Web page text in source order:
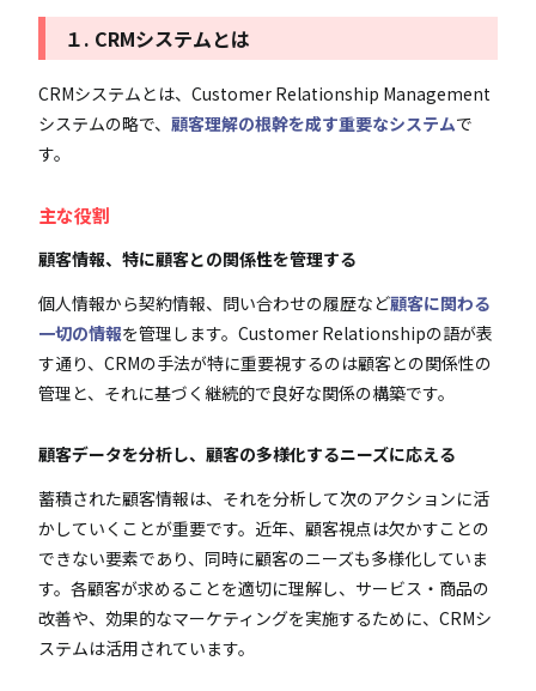
１. CRMシステムとは
CRMシステムとは、Customer Relationship Management
システムの略で、 顧客理解の根幹を成す重要なシステムで
す。
主な役割
顧客情報、特に顧客との関係性を管理する
個人情報から契約情報、問い合わせの履歴など顧客に関わる
一切の情報を管理します。Customer Relationshipの語が表
す通り、CRMの手法が特に重要視するのは顧客との関係性の
管理と、それに基づく継続的で良好な関係の構築です。
顧客データを分析し、顧客の多様化するニーズに応える
蓄積された顧客情報は、それを分析して次のアクションに活
かしていくことが重要です。近年、顧客視点は欠かすことの
できない要素であり、同時に顧客のニーズも多様化していま
す。各顧客が求めることを適切に理解し、サービス・商品の
改善や、効果的なマーケティングを実施するために、CRMシ
ステムは活用されています。